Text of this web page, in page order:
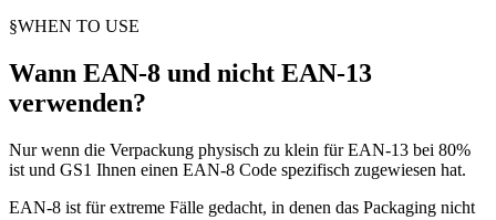
§WHEN TO USE
Wann EAN-8 und nicht EAN-13
verwenden?
Nur wenn die Verpackung physisch zu klein für EAN-13 bei 80%
ist und GS1 Ihnen einen EAN-8 Code spezifisch zugewiesen hat.
EAN-8 ist für extreme Fälle gedacht, in denen das Packaging nicht